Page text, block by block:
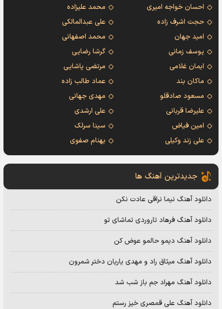
احسان خواجه امیری
محمد علیزاده
حجت اشرف زاده
علی عبدالمالکی
امید جهان
محمد اصفهانی
یوسف زمانی
گرشا رضایی
ایمان غلامی
مرتضی پاشایی
ماکان بند
عماد طالب زاده
مسعود صادقلو
مهدی جهانی
علیرضا قربانی
علی ارشدی
امین فیاض
سینا سرلک
علی زند وکیلی
بهنام صفوی
جدیدترین آهنگ ها
دانلود آهنگ نیما نراقی عادت نکن
دانلود آهنگ فرهاد تاروردی تماشای تو
دانلود آهنگ دیمو حالمو عوض کن
دانلود آهنگ میثاق راد و مهدی یاریان دختر شمرون
دانلود آهنگ مهراد جم باز شب شد
دانلود آهنگ علی قمصری خیز رستم